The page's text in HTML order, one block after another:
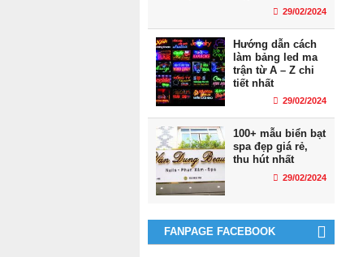
29/02/2024
Hướng dẫn cách
làm bảng led ma
trận từ A – Z chi
tiết nhất
29/02/2024
100+ mẫu biển bạt
spa đẹp giá rẻ,
thu hút nhất
29/02/2024
FANPAGE FACEBOOK